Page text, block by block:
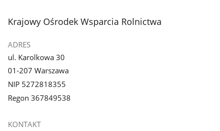
stopka
Krajowy Ośrodek Wsparcia Rolnictwa
ADRES
ul. Karolkowa 30
01-207 Warszawa
NIP 5272818355
Regon 367849538
KONTAKT